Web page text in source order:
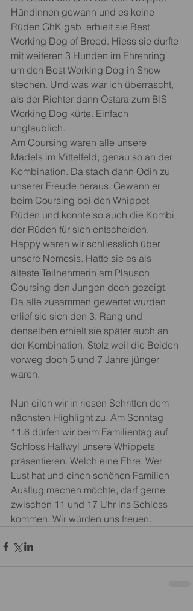
Hündinnen gewann und es keine
Rüden GhK gab, erhielt sie Best
Working Dog of Breed. Hiess sie durfte
mit weiteren 3 Hunden im Ehrenring
um den Best Working Dog in Show
stechen. Und was war ich überrascht,
als der Richter dann Ostara zum BIS
Working Dog kürte. Einfach
unglaublich.
Am Coursing waren alle unsere
Mädels im Mittelfeld, genau so an der
Kombination. Da stach dann Odin zu
unserer Freude heraus. Gewann er
beim Coursing bei den Whippet
Rüden und konnte so auch die Kombi
der Rüden für sich entscheiden.
Happy waren wir schliesslich über
unsere Nemesis. Hatte sie es als
älteste Teilnehmerin am Plausch
Coursing den Jungen doch gezeigt.
Da alle zusammen gewertet wurden
erlief sie sich den 3. Rang und
denselben erhielt sie später auch an
der Kombination. Stolz weil die Beiden
vorweg doch 5 und 7 Jahre jünger
waren.
Nun eilen wir in riesen Schritten dem
nächsten Highlight zu. Am Sonntag
11.6 dürfen wir beim Familientag auf
Schloss Hallwyl unsere Whippets
präsentieren. Welch eine Ehre. Wer
Lust hat und einen schönen Familien
Ausflug machen möchte, darf gerne
zwischen 11 und 17 Uhr ins Schloss
kommen. Wir würden uns freuen.